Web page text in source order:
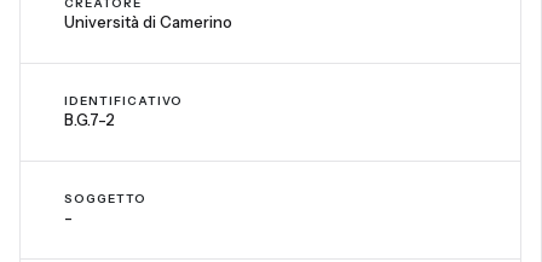
CREATORE
Università di Camerino
IDENTIFICATIVO
B.G.7-2
SOGGETTO
-